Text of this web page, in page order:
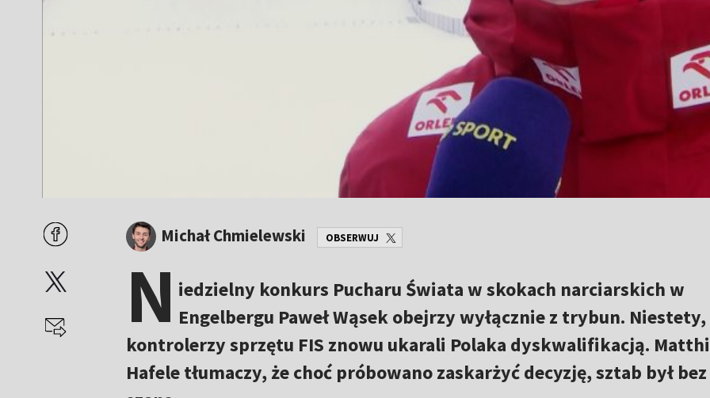
Michał Chmielewski OBSERWUJ
N iedzielny konkurs Pucharu Świata w skokach narciarskich w
Engelbergu Paweł Wąsek obejrzy wyłącznie z trybun. Niestety,
kontrolerzy sprzętu FIS znowu ukarali Polaka dyskwalifikacją.
Hafele tłumaczy, że choć próbowano zaskarżyć decyzję, sztab był bez